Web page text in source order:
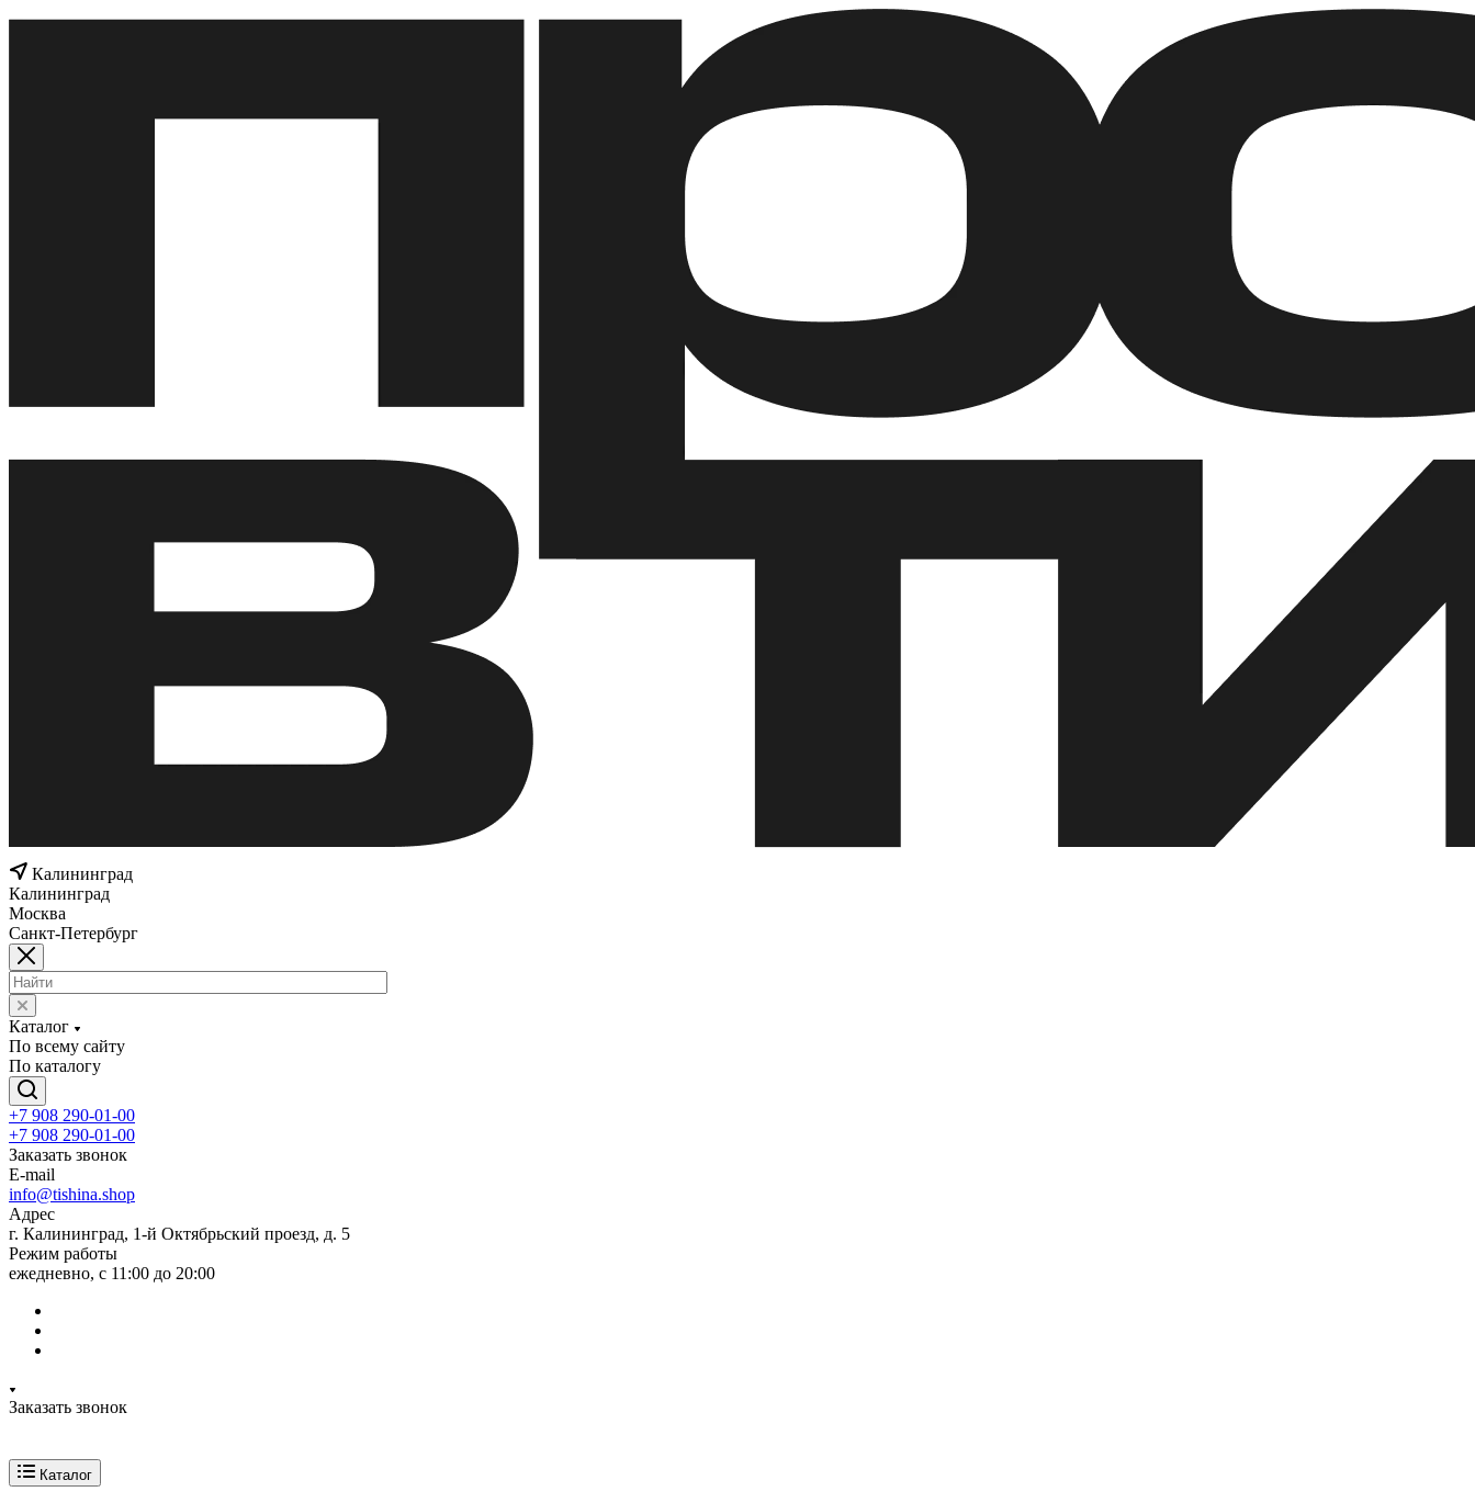
Калининград
Калининград
Москва
Санкт-Петербург
Каталог
По всему сайту
По каталогу
+7 908 290-01-00
+7 908 290-01-00
Заказать звонок
E-mail
info@tishina.shop
Адрес
г. Калининград, 1-й Октябрьский проезд, д. 5
Режим работы
ежедневно, с 11:00 до 20:00
Заказать звонок
Каталог